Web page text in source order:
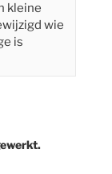
kleine
wie
is